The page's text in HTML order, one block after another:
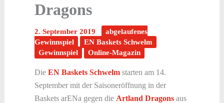
Dragons
2. September 2019
abgelaufenes
Gewinnspiel
EN Baskets Schwelm
Gewinnspiel
Online-Magazin
Die EN Baskets Schwelmstarten am 14.
September mit der Saisoneröffnung in der
Baskets arENa gegen die Artland Dragonsaus